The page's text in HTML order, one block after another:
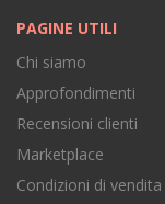
PAGINE UTILI
Chi siamo
Approfondimenti
Recensioni clienti
Marketplace
Condizioni di vendita